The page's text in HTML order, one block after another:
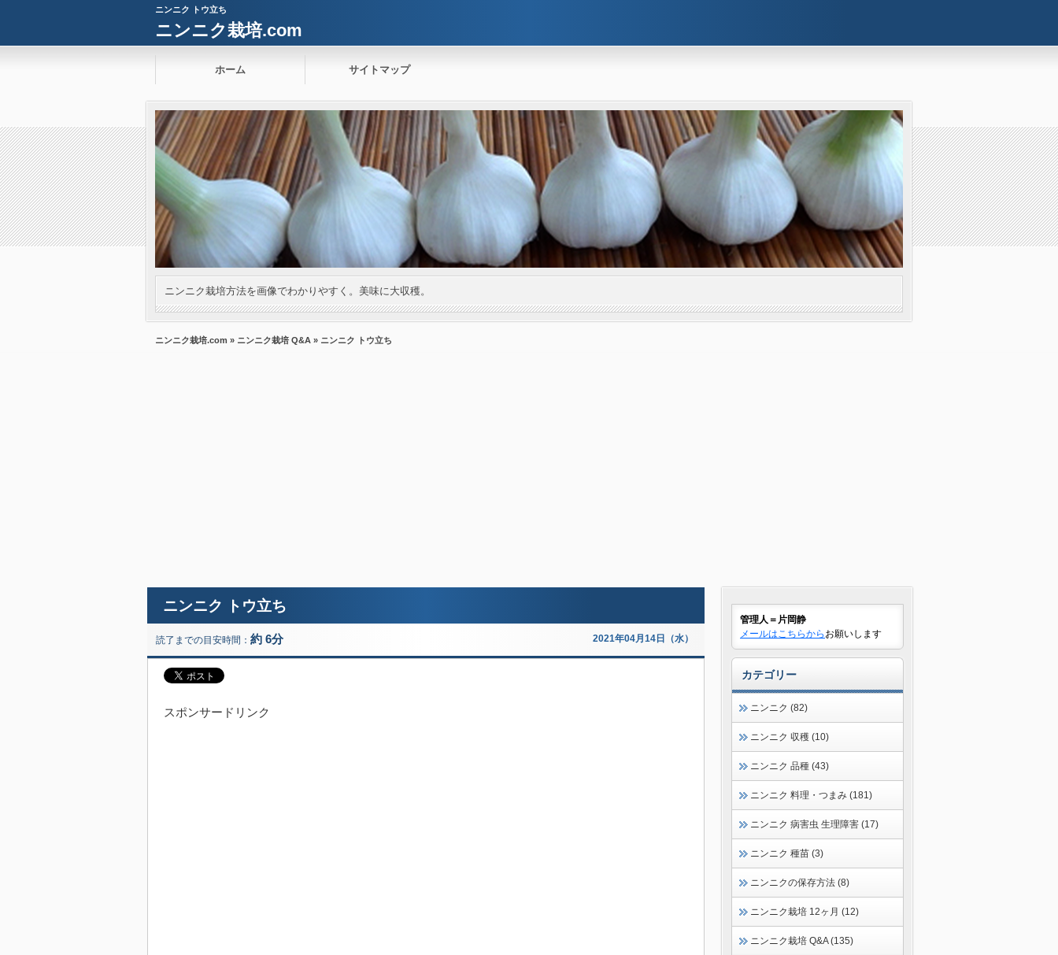
ニンニク トウ立ち
ニンニク栽培.com
ホーム サイトマップ
ニンニク栽培方法を画像でわかりやすく。美味に大収穫。
ニンニク栽培.com » ニンニク栽培 Q&A » ニンニク トウ立ち
ニンニク トウ立ち
読了までの目安時間： 約 6分 2021年04月14日（水）
スポンサードリンク
管理人＝片岡静
メールはこちらから お願いします
カテゴリー
ニンニク (82)
ニンニク 収穫 (10)
ニンニク 品種 (43)
ニンニク 料理・つまみ (181)
ニンニク 病害虫 生理障害 (17)
ニンニク 種苗 (3)
ニンニクの保存方法 (8)
ニンニク栽培 12ヶ月 (12)
ニンニク栽培 Q&A (135)